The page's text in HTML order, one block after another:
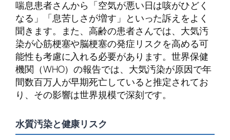
喘息患者さんから「空気が悪い日は咳がひどく
なる」「息苦しさが増す」といった訴えをよく
聞きます。また、高齢の患者さんでは、大気汚
染が心筋梗塞や脳梗塞の発症リスクを高める可
能性も考慮に入れる必要があります。世界保健
機関（WHO）の報告では、大気汚染が原因で年
間数百万人が早期死亡していると推定されてお
り、その影響は世界規模で深刻です。
水質汚染と健康リスク